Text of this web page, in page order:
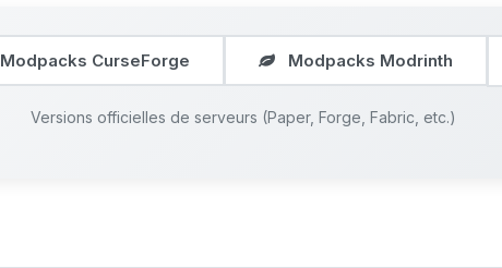
Modpacks CurseForge Modpacks Modrinth
Versions officielles de serveurs (Paper, Forge, Fabric, etc.)